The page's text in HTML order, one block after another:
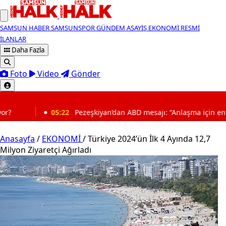
SAMSUN HABERSAMSUNSPORGÜNDEM ASAYİŞ EKONOMİ RESMİ
İLANLAR
Daha Fazla
Foto Video Gönder
ABD mesajı: “Anlaşma için en uygun zaman”
Anasayfa / EKONOMİ/Türkiye 2024’ün İlk 4 Ayında 12,7
Milyon Ziyaretçi Ağırladı